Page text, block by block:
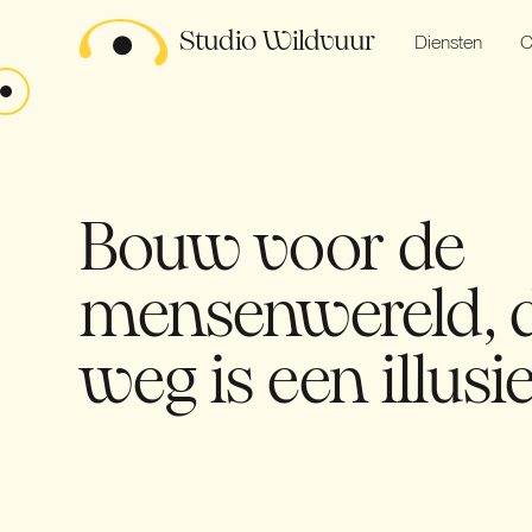
Studio Wildvuur Diensten
Bouw voor de
mensenwereld,
weg is een